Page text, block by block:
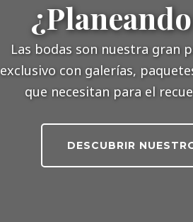
Las bodas son nuestra gran
exclusivo con galerías,
que necesitan para el
DESCUBRIR